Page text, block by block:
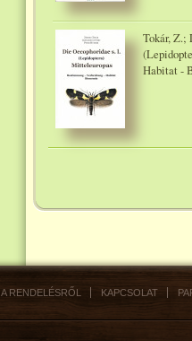
Tokár, Z.;
Habitat -
A RENDELÉSRŐL KAPCSOLAT